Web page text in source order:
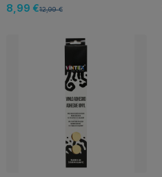
8,99 €12,99 €